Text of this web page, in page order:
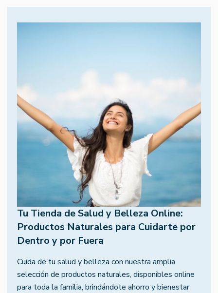
Tu Tienda de Salud y Belleza Online:
Productos Naturales para Cuidarte por
Dentro y por Fuera
Cuida de tu salud y belleza con nuestra amplia
selección de productos naturales, disponibles online
para toda la familia, brindándote ahorro y bienestar